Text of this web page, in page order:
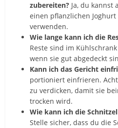
zubereiten? Ja, du kannst
einen pflanzlichen
verwenden.
Wie lange kann ich die
Reste sind im
wenn sie gut abgedeckt
Kann ich das Gericht
portioniert einfrieren.
zu verdicken, damit sie
trocken wird.
Wie kann ich die
Stelle sicher, dass du die